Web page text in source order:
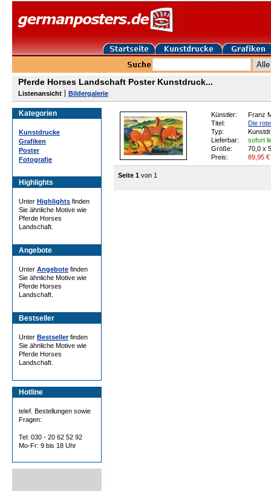
Pferde Horses Landschaft Poster Kunstdruck...
Listenansicht Bildergalerie
Kategorien
Kunstdrucke
Grafiken
Poster
Fotografie
Highlights
Unter Highlights finden
Sie ähnliche Motive wie
Pferde Horses
Landschaft.
Angebote
Unter Angebote finden
Sie ähnliche Motive wie
Pferde Horses
Landschaft.
Bestseller
Unter Bestsellerfinden
Sie ähnliche Motive wie
Pferde Horses
Landschaft.
Hotline
telef. Bestellungen sowie
Fragen:
Tel: 030 - 20 62 52 92
Mo-Fr: 9 bis 18 Uhr
Künstler:
Franz
Titel:
Die
Typ:
Lieferbar:
sofort
Größe:
70,0 x
Preis:
89,95 €
Seite 1 von 1